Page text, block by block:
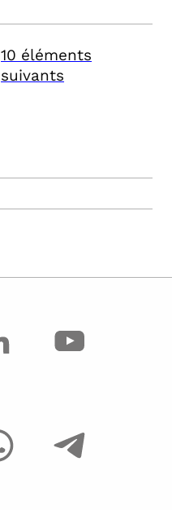
10 éléments
suivants